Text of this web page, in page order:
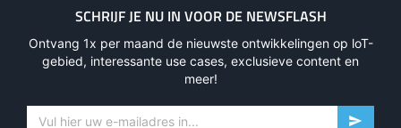
SCHRIJF JE NU IN VOOR DE NEWSFLASH
Ontvang 1x per maand de nieuwste ontwikkelingen op loT-
gebied, interessante use cases, exclusieve content en
meer!